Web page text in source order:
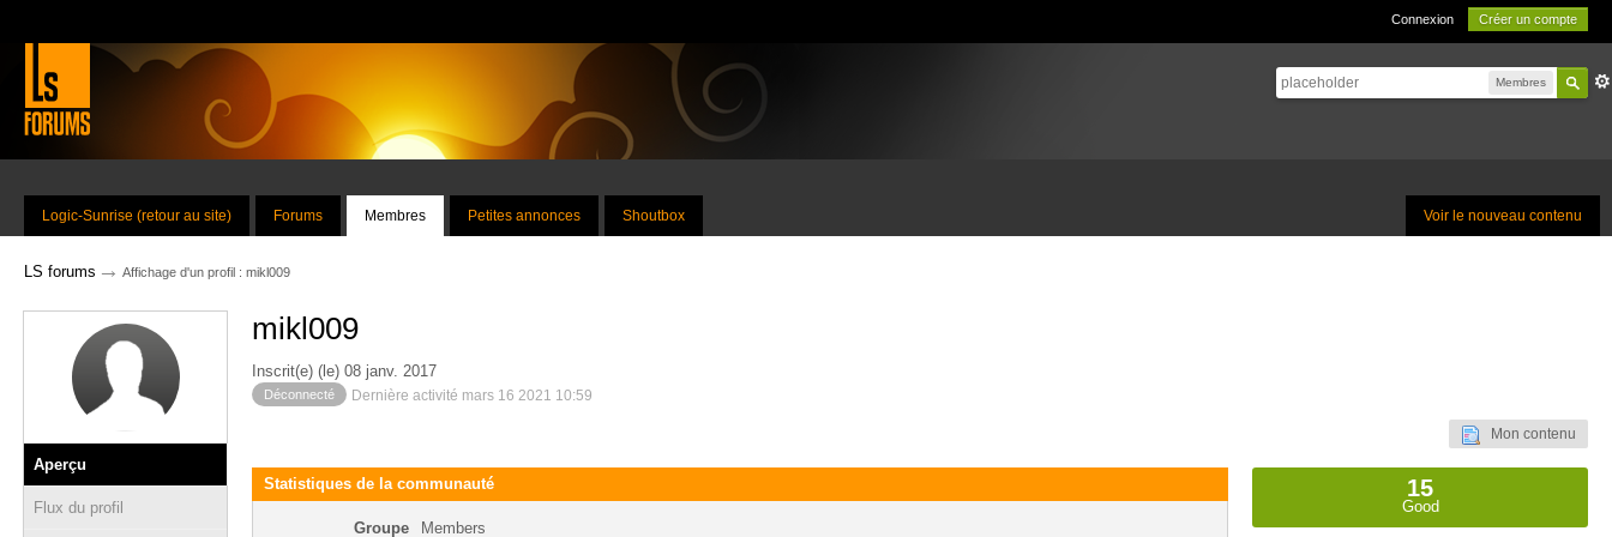
Connexion Créer un compte
Membres
Voir le nouveau contenu
Logic-Sunrise (retour au site) Forums Membres Petites annonces Shoutbox
LS forums → Affichage d'un profil : mikl009
Aperçu
Flux du profil
mikl009
Inscrit(e) (le) 08 janv. 2017
Déconnecté Dernière activité mars 16 2021 10:59
Mon contenu
Statistiques de la communauté
Groupe Members
15
Good